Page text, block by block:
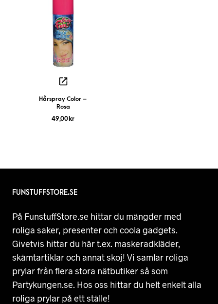
Hårspray Color –
Rosa
49,00 kr
FUNSTUFFSTORE.SE
På FunstuffStore.se hittar du mängder med
roliga saker, presenter och coola gadgets.
Givetvis hittar du här t.ex. maskeradkläder,
skämtartiklar och annat skoj! Vi samlar roliga
prylar från flera stora nätbutiker så som
Partykungen.se. Hos oss hittar du helt enkelt alla
roliga prylar på ett ställe!